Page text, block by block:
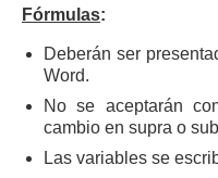
Fórmulas:
Deberán ser
Word.
No se aceptarán
cambio en supra o
Las variables se